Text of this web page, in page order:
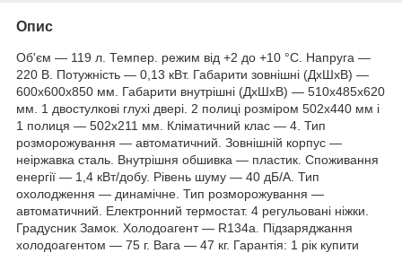
Опис
Об'єм — 119 л. Темпер. режим від +2 до +10 °C. Напруга —
220 В. Потужність — 0,13 кВт. Габарити зовнішні (ДхШхВ) —
600х600х850 мм. Габарити внутрішні (ДхШхВ) — 510х485х620
мм. 1 двостулкові глухі двері. 2 полиці розміром 502х440 мм і
1 полиця — 502х211 мм. Кліматичний клас — 4. Тип
розморожування — автоматичний. Зовнішній корпус —
неіржавка сталь. Внутрішня обшивка — пластик. Споживання
енергії — 1,4 кВт/добу. Рівень шуму — 40 дБ/А. Тип
охолодження — динамічне. Тип розморожування —
автоматичний. Електронний термостат. 4 регульовані ніжки.
Градусник Замок. Холодоагент — R134a. Підзаряджання
холодоагентом — 75 г. Вага — 47 кг. Гарантія: 1 рік купити